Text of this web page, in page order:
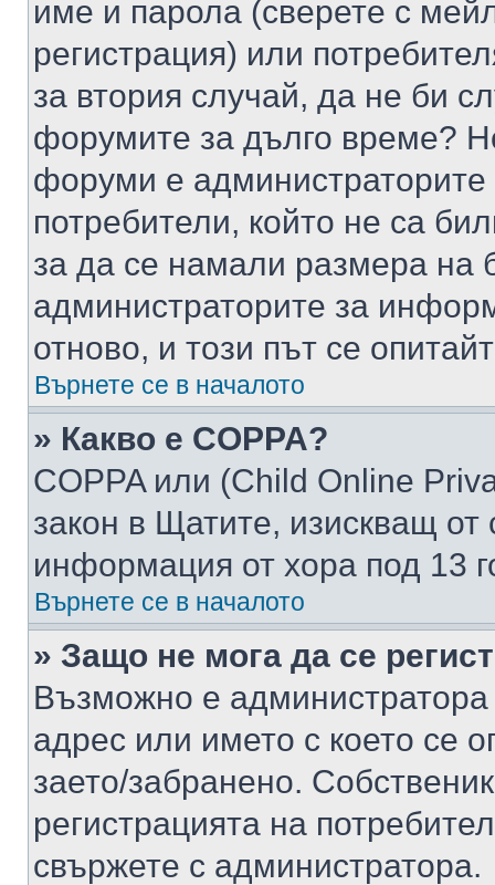
име и парола (сверете с
регистрация) или
за втория случай, да не би
форумите за дълго време?
форуми е администраторите
потребители, който не са
за да се намали размера на
администраторите за
отново, и този път се
Върнете се в началото
» Какво е COPPA?
COPPA или (Child Online
закон в Щатите, изискващ от
информация от хора под 13
Върнете се в началото
» Защо не мога да се
Възможно е
адрес или името с което се
заето/забранено.
регистрацията на
свържете с администратора.